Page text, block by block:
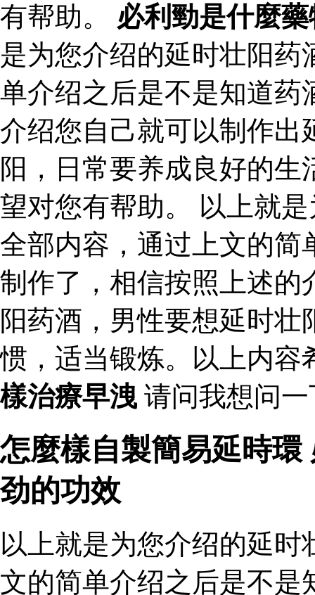
有帮助。 必利勁是什麼
是为您介绍的延时壮阳
单介绍之后是不是知道药
介绍您自己就可以制作出
阳，日常要养成良好的
望对您有帮助。 以上就
全部内容，通过上文的简
制作了，相信按照上述的
阳药酒，男性要想延时
惯，适当锻炼。以上内
樣治療早洩 请问我想问
怎麼樣自製簡易延時
劲的功效
以上就是为您介绍的延
文的简单介绍之后是不是